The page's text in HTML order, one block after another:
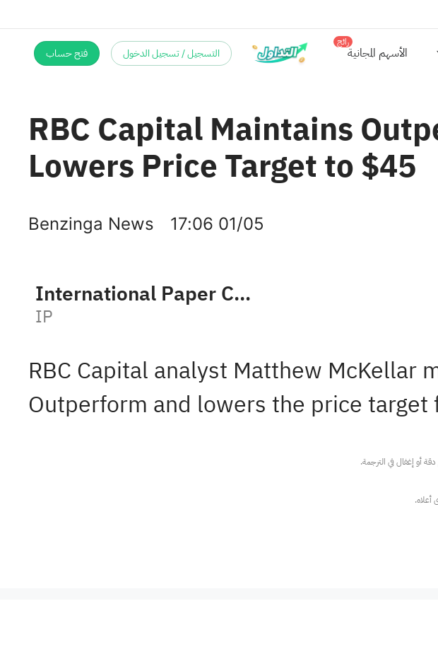
الأسهم المجانية
رائج
التسجيل / تسجيل الدخول فتح حساب
RBC Capital Maintains
Lowers Price Target to $45
Benzinga News 17:06 01/05
International Paper Company
IP
RBC Capital analyst Matthew McKellar
Outperform and lowers the price